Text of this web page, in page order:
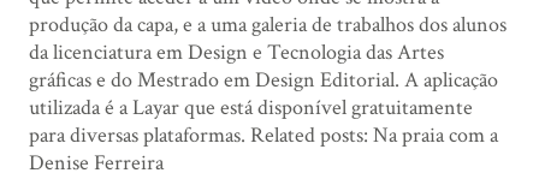
produção da capa, e a uma galeria de trabalhos dos alunos
da licenciatura em Design e Tecnologia das Artes
gráficas e do Mestrado em Design Editorial. A aplicação
utilizada é a Layar que está disponível gratuitamente
para diversas plataformas. Related posts: Na praia com a
Denise Ferreira